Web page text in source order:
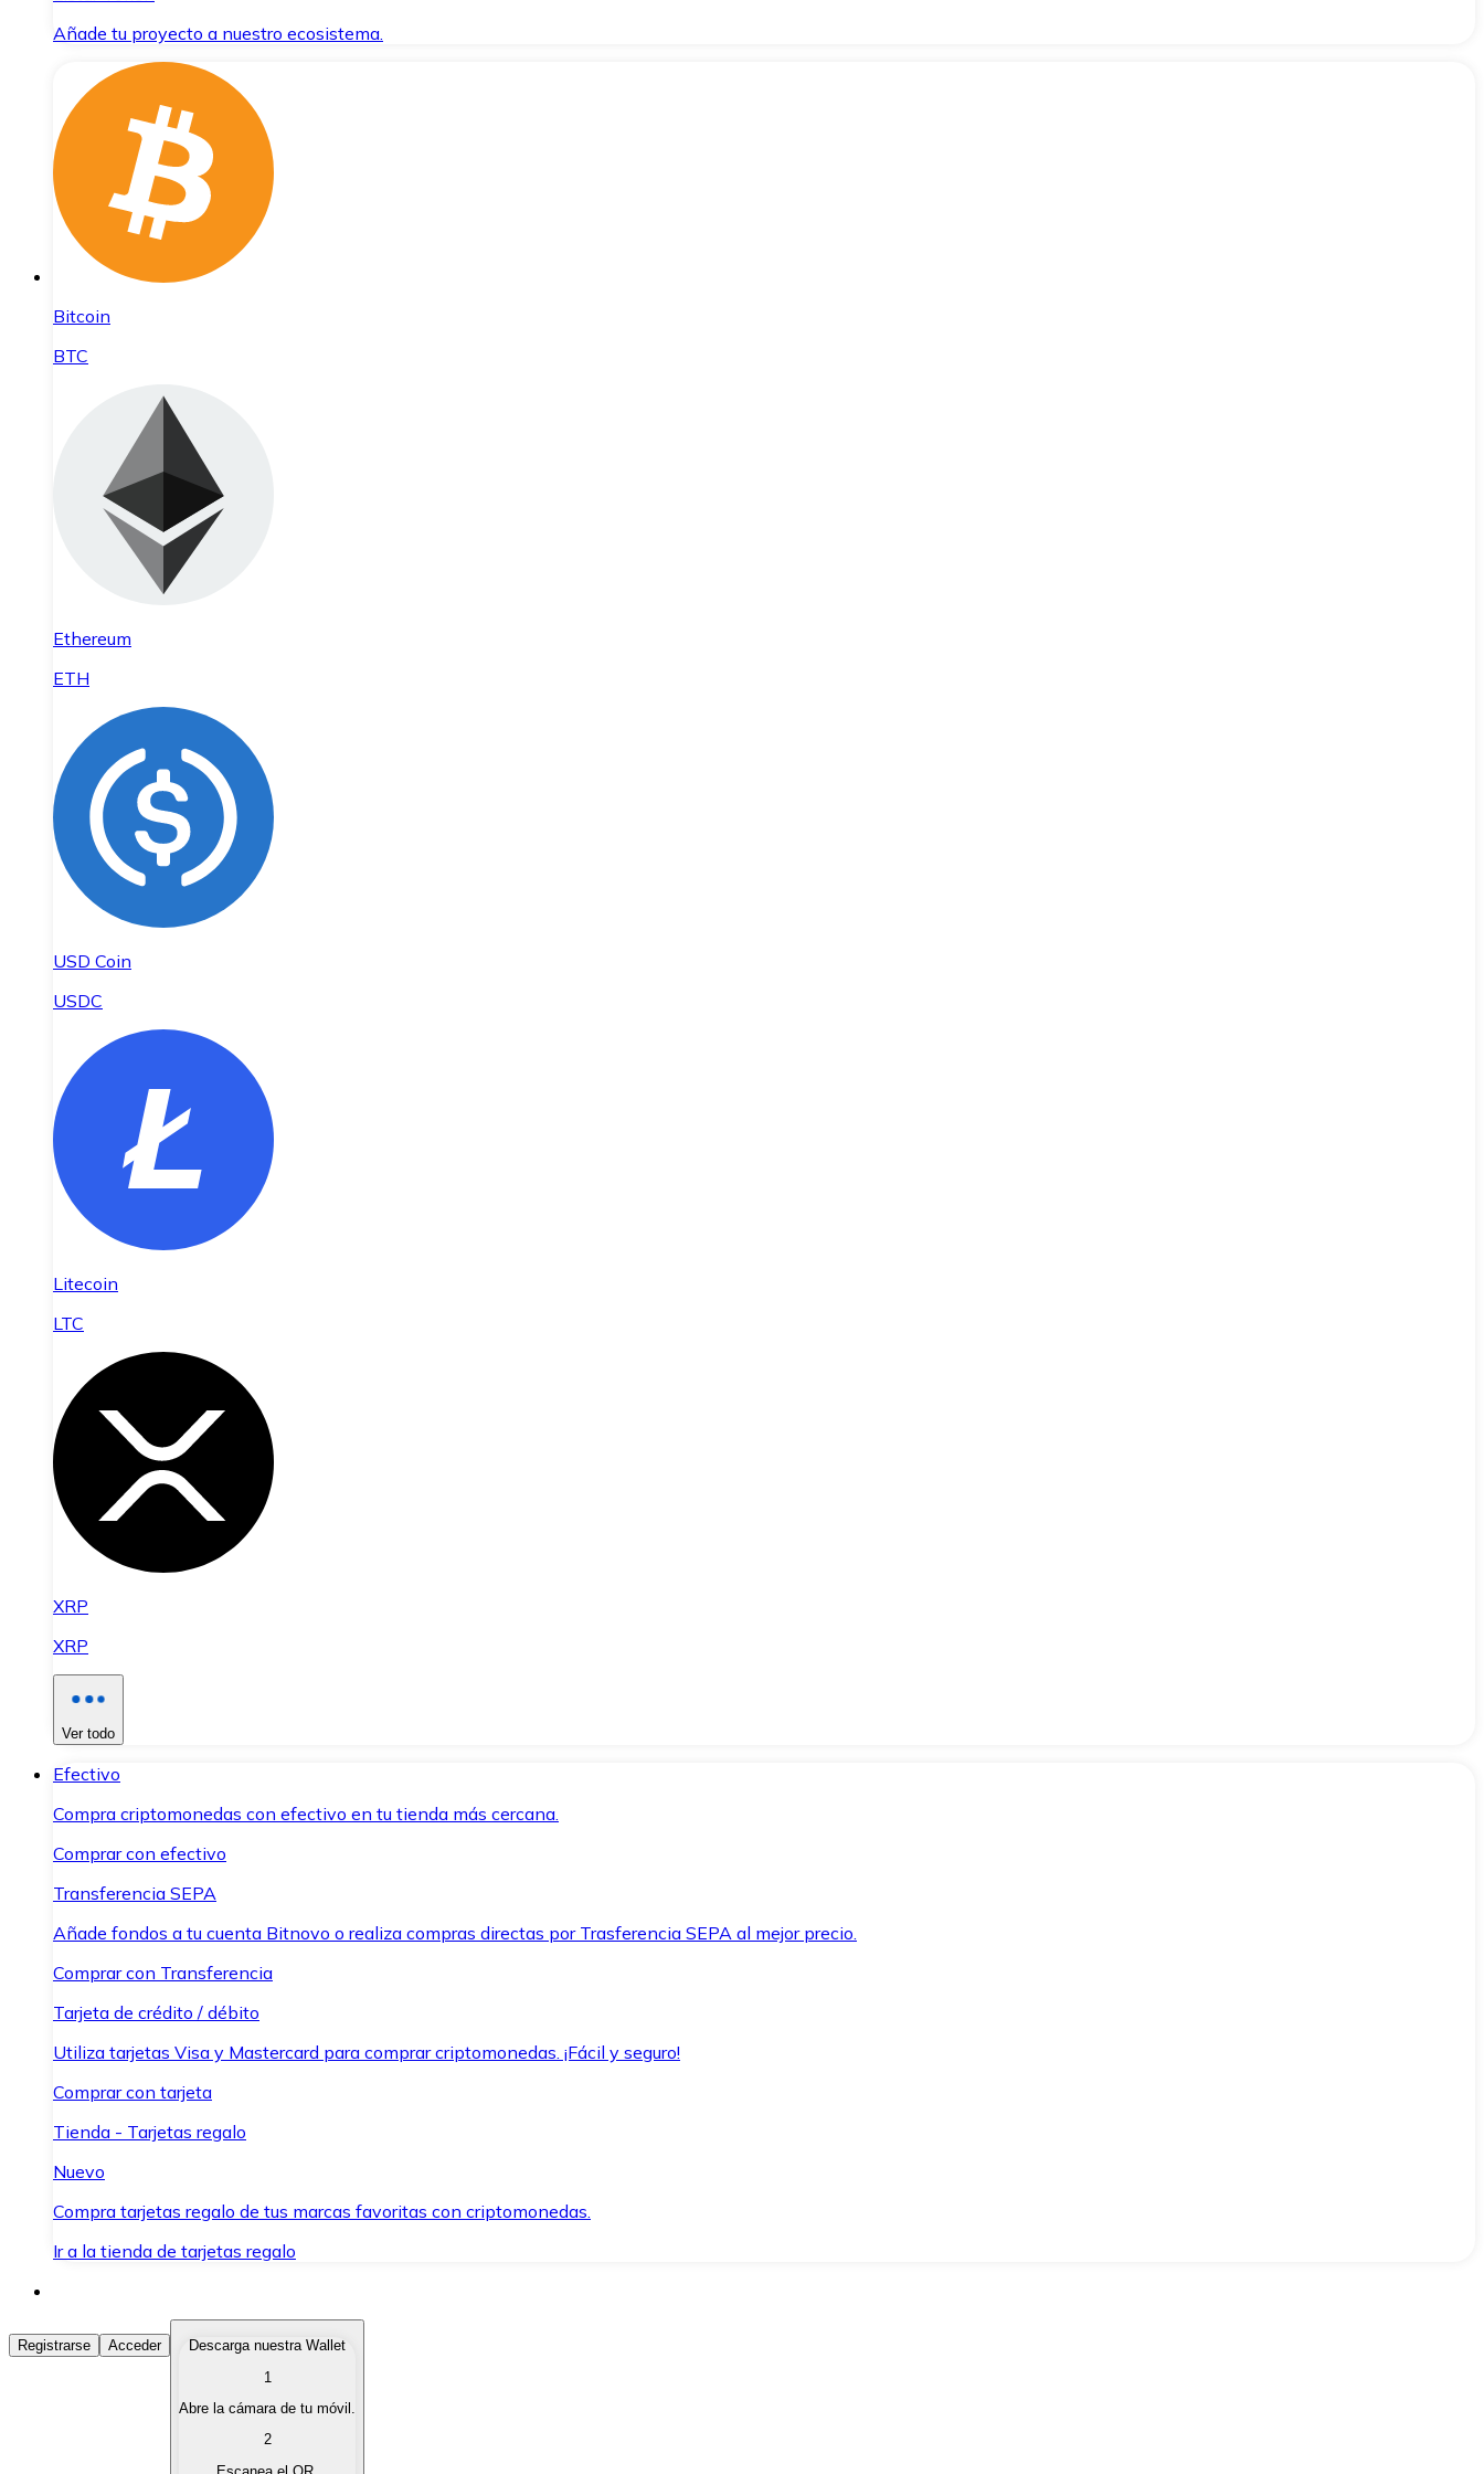
Añade tu proyecto a nuestro ecosistema.
Bitcoin
BTC
Ethereum
ETH
USD Coin
USDC
Litecoin
LTC
XRP
XRP
Ver todo
Efectivo
Compra criptomonedas con efectivo en tu tienda más cercana.
Comprar con efectivo
Transferencia SEPA
Añade fondos a tu cuenta Bitnovo o realiza compras directas por Trasferencia SEPA al mejor precio.
Comprar con Transferencia
Tarjeta de crédito / débito
Utiliza tarjetas Visa y Mastercard para comprar criptomonedas. ¡Fácil y seguro!
Comprar con tarjeta
Tienda - Tarjetas regalo
Nuevo
Compra tarjetas regalo de tus marcas favoritas con criptomonedas.
Ir a la tienda de tarjetas regalo
Comprar Criptomonedas
Compra criptomonedas con diferentes métodos de pago.
Vende tus criptomonedas de forma rápida y segura.
Registrarse Acceder
Descarga nuestra Wallet
1
Abre la cámara de tu móvil.
2